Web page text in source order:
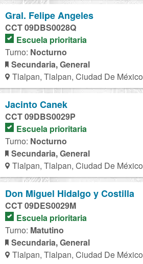
Gral. Felipe Angeles
CCT 09DBS0028Q
Escuela prioritaria
Turno: Nocturno
Secundaria, General
Tlalpan, Tlalpan, Ciudad De México
Jacinto Canek
CCT 09DBS0029P
Escuela prioritaria
Turno: Nocturno
Secundaria, General
Tlalpan, Tlalpan, Ciudad De México
Don Miguel Hidalgo y Costilla
CCT 09DES0029M
Escuela prioritaria
Turno: Matutino
Secundaria, General
Tlalpan, Tlalpan, Ciudad De México